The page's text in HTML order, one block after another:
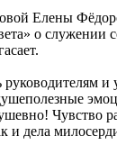
Елены
о
Чувство
и дела